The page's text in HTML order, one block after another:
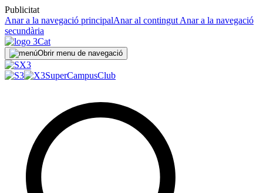
Publicitat
Anar a la navegació principalAnar al contingut Anar a la navegació
secundària
Obrir menu de navegació
SuperCampusClub